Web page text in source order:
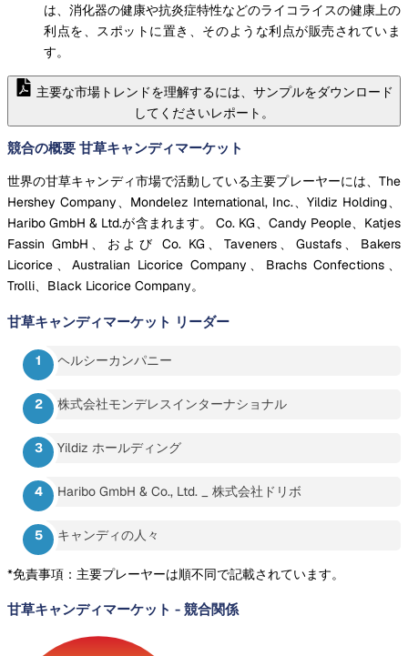
は、消化器の健康や抗炎症特性などのライコライスの健康上の
利点を、スポットに置き、そのような利点が販売されていま
す。
主要な市場トレンドを理解するには、サンプルをダウンロード
してくださいレポート。
競合の概要 甘草キャンディマーケット
世界の甘草キャンディ市場で活動している主要プレーヤーには、The
Hershey Company、Mondelez International, Inc.、Yildiz Holding、
Haribo GmbH & Ltd.が含まれます。 Co. KG、Candy People、Katjes
Fassin GmbH、および Co. KG、Taveners、Gustafs、Bakers
Licorice、Australian Licorice Company、Brachs Confections、
Trolli、Black Licorice Company。
甘草キャンディマーケット リーダー
ヘルシーカンパニー
株式会社モンデレスインターナショナル
Yildiz ホールディング
Haribo GmbH & Co., Ltd. _ 株式会社ドリボ
キャンディの人々
*免責事項：主要プレーヤーは順不同で記載されています。
甘草キャンディマーケット - 競合関係